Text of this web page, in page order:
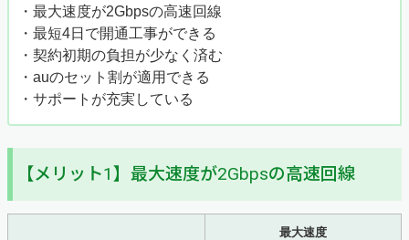
・最大速度が2Gbpsの高速回線
・最短4日で開通工事ができる
・契約初期の負担が少なく済む
・auのセット割が適用できる
・サポートが充実している
【メリット1】最大速度が2Gbpsの高速回線
最大速度